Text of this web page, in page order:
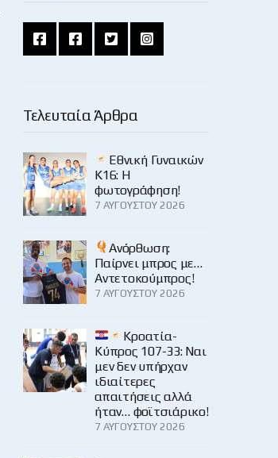
Τελευταία Άρθρα
Εθνική Γυναικών
Κ16: Η
φωτογράφηση!
7 ΑΥΓΟΎΣΤΟΥ 2026
Ανόρθωση:
Παίρνει μπρος με…
Αντετοκούμπρος!
7 ΑΥΓΟΎΣΤΟΥ 2026
Κροατία-
Κύπρος 107-33: Ναι
μεν δεν υπήρχαν
ιδιαίτερες
απαιτήσεις αλλά
ήταν… φοϊτσιάρικο!
7 ΑΥΓΟΎΣΤΟΥ 2026